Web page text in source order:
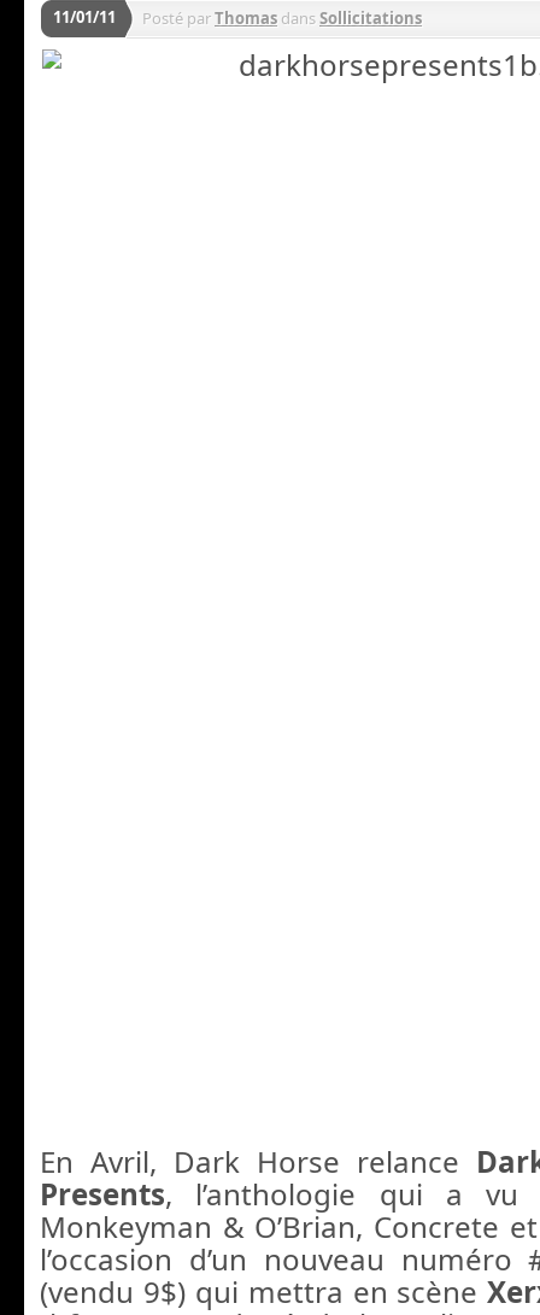
11/01/11 Posté parThomas dansSollicitations
En Avril, Dark Horse relance
Presents, l’anthologie qui a vu
Monkeyman & O’Brian, Concrete
l’occasion d’un nouveau
(vendu 9$) qui mettra en scène